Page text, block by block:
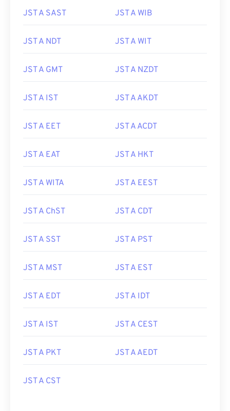
JST A SAST JST A WIB
JST A NDT JST A WIT
JST A GMT JST A NZDT
JST A IST JST A AKDT
JST A EET JST A ACDT
JST A EAT JST A HKT
JST A WITA JST A EEST
JST A ChST JST A CDT
JST A SST JST A PST
JST A MST JST A EST
JST A EDT JST A IDT
JST A IST JST A CEST
JST A PKT JST A AEDT
JST A CST